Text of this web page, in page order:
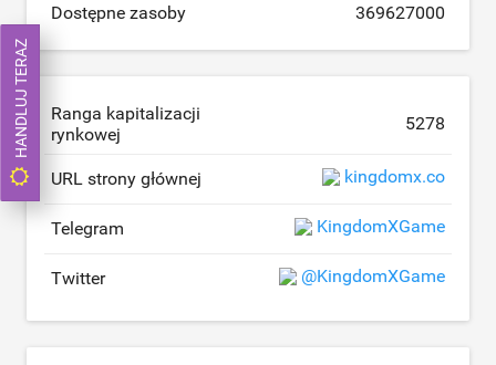
Dostępne zasoby 369627000
Ranga kapitalizacji
rynkowej
5278
URL strony głównej kingdomx.co
Telegram KingdomXGame
Twitter @KingdomXGame
HANDLUJ TERAZ